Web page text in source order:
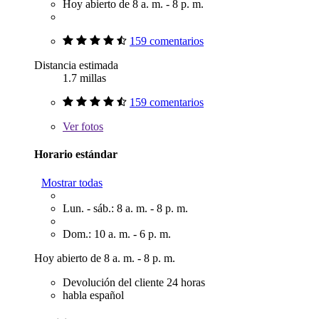
Hoy abierto de 8 a. m. - 8 p. m.
159 comentarios
Distancia estimada
1.7 millas
159 comentarios
Verfotos
Horario estándar
Mostrar todas
Lun. - sáb.: 8 a. m. - 8 p. m.
Dom.: 10 a. m. - 6 p. m.
Hoy abierto de 8 a. m. - 8 p. m.
Devolución del cliente 24 horas
habla español